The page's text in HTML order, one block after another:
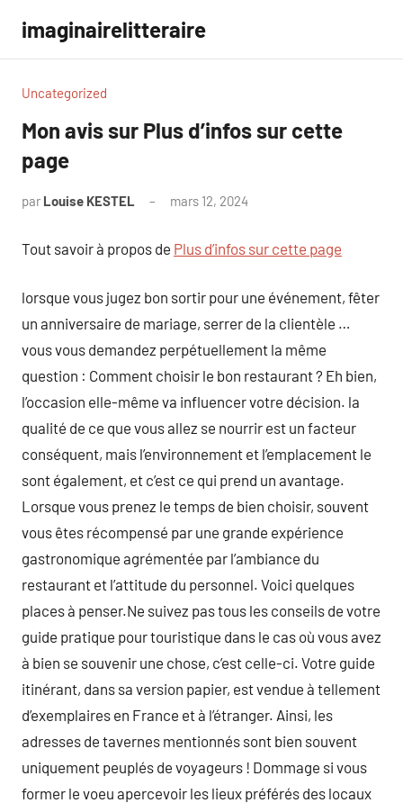
contenu
imaginairelitteraire
Uncategorized
Mon avis sur Plus d’infos sur cette
page
par Louise KESTEL mars 12, 2024
Tout savoir à propos de Plus d’infos sur cette page
lorsque vous jugez bon sortir pour une événement, fêter
un anniversaire de mariage, serrer de la clientèle …
vous vous demandez perpétuellement la même
question : Comment choisir le bon restaurant ? Eh bien,
l’occasion elle-même va influencer votre décision. la
qualité de ce que vous allez se nourrir est un facteur
conséquent, mais l’environnement et l’emplacement le
sont également, et c’est ce qui prend un avantage.
Lorsque vous prenez le temps de bien choisir, souvent
vous êtes récompensé par une grande expérience
gastronomique agrémentée par l’ambiance du
restaurant et l’attitude du personnel. Voici quelques
places à penser.Ne suivez pas tous les conseils de votre
guide pratique pour touristique dans le cas où vous avez
à bien se souvenir une chose, c’est celle-ci. Votre guide
itinérant, dans sa version papier, est vendue à tellement
d’exemplaires en France et à l’étranger. Ainsi, les
adresses de tavernes mentionnés sont bien souvent
uniquement peuplés de voyageurs ! Dommage si vous
former le voeu apercevoir les lieux préférés des locaux